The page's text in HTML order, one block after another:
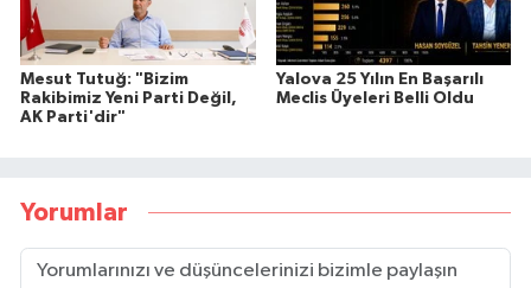
Mesut Tutuğ: "Bizim
Rakibimiz Yeni Parti Değil,
AK Parti'dir"
Yalova 25 Yılın En Başarılı
Meclis Üyeleri Belli Oldu
Yorumlar